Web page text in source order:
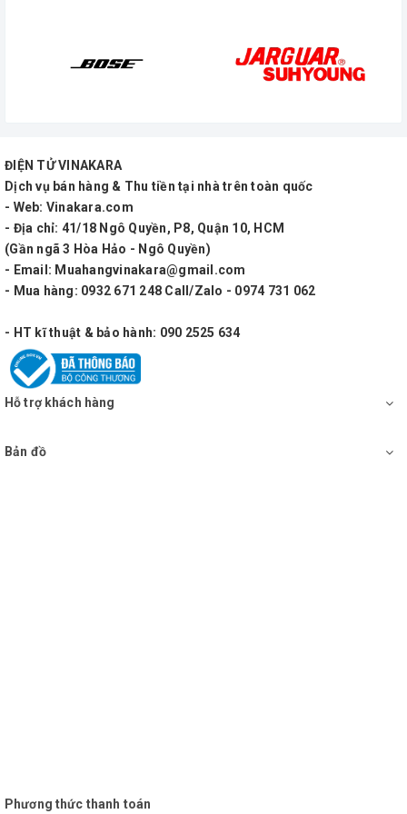
ĐIỆN TỬ VINAKARA
Dịch vụ bán hàng & Thu tiền tại nhà trên toàn quốc
- Web: Vinakara.com
- Địa chỉ: 41/18 Ngô Quyền, P8, Quận 10, HCM
(Gần ngã 3 Hòa Hảo - Ngô Quyền)
- Email: Muahangvinakara@gmail.com
- Mua hàng: 0932 671 248 Call/Zalo - 0974 731 062
- HT kĩ thuật & bảo hành: 090 2525 634
Hỗ trợ khách hàng
Bản đồ
Phương thức thanh toán